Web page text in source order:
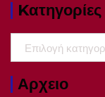
Kατηγορίες
Kατηγορίες
Αρχειο